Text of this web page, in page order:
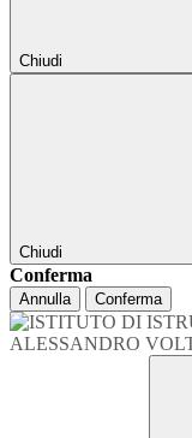
Chiudi
Chiudi
Conferma
Annulla Conferma